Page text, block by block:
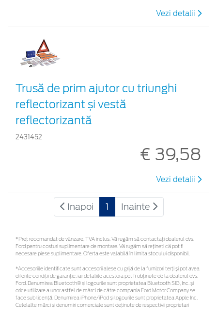
Vezi detalii
Trusă de prim ajutor cu triunghi
reflectorizant și vestă
reflectorizantă
2431452
€ 39,58
Vezi detalii
Inapoi 1 Inainte
*Preţ recomandat de vânzare, TVA inclus. Vă rugăm să contactaţi dealerul dvs.
Ford pentru costuri suplimentare de montare. Vă rugăm să rețineți că pot fi
necesare piese suplimentare. Oferta este valabilă în limita stocului disponibil.
*Accesoriile identificate sunt accesorii alese cu grijă de la furnizori terți și pot avea
diferite condiții de garanție, iar detaliile acestora pot fi obținute de la dealerul dvs.
Ford. Denumirea Bluetooth® și logourile sunt proprietatea Bluetooth SIG, Inc. și
orice utilizare a unor astfel de mărci de către compania Ford Motor Company se
face sub licență. Denumirea iPhone/iPod și logourile sunt proprietatea Apple Inc.
Celelalte mărci și denumiri comerciale sunt deținute de respectivii proprietari